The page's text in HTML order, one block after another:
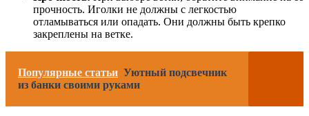
прочность. Иголки не должны с легкостью
отламываться или опадать. Они должны быть крепко
закреплены на ветке.
Популярные статьи Уютный подсвечник
из банки своими руками